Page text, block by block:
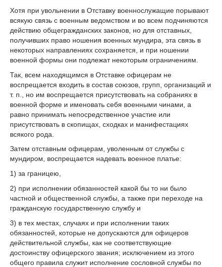
Хотя при увольнении в Отставку военнослужащие порывают
всякую связь с военным ведомством и во всем подчиняются
действию общегражданских законов, но для отставных,
получивших право ношения военных мундира, эта связь в
некоторых направлениях сохраняется, и при ношении
военной формы они подлежат некоторым ограничениям.
Так, всем находящимся в Отставке офицерам не
воспрещается входить в состав союзов, групп, организаций и
т. п., но им воспрещается присутствовать на собраниях в
военной форме и именовать себя военными чинами, а
равно принимать непосредственное участие или
присутствовать в скопищах, сходках и манифестациях
всякого рода.
Затем отставным офицерам, уволенным от службы с
мундиром, воспрещается надевать военное платье:
1) за границею,
2) при исполнении обязанностей какой бы то ни было
частной и общественной службы, а также при переходе на
гражданскую государственную службу и
3) в тех местах, случаях и при исполнении таких
обязанностей, которые не допускаются для офицеров
действительной службы, как не соответствующие
достоинству офицерского звания; исключением из этого
общего правила служит исполнение сословной службы по